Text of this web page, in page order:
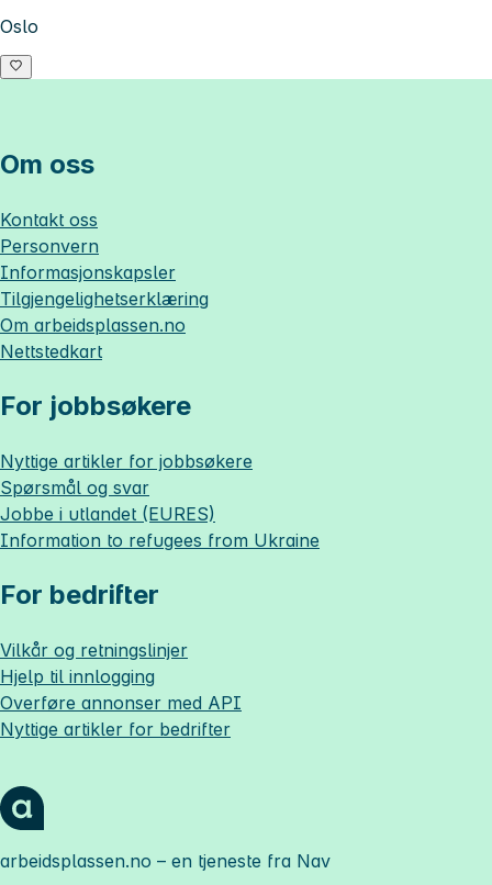
Oslo
Om oss
Kontakt oss
Personvern
Informasjonskapsler
Tilgjengelighetserklæring
Om arbeidsplassen.no
Nettstedkart
For jobbsøkere
Nyttige artikler for jobbsøkere
Spørsmål og svar
Jobbe i utlandet (EURES)
Information to refugees from Ukraine
For bedrifter
Vilkår og retningslinjer
Hjelp til innlogging
Overføre annonser med API
Nyttige artikler for bedrifter
arbeidsplassen.no – en tjeneste fra Nav